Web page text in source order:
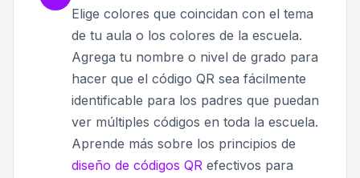
Elige colores que coincidan con el tema
de tu aula o los colores de la escuela.
Agrega tu nombre o nivel de grado para
hacer que el código QR sea fácilmente
identificable para los padres que puedan
ver múltiples códigos en toda la escuela.
Aprende más sobre los principios de
diseño de códigos QR efectivos para